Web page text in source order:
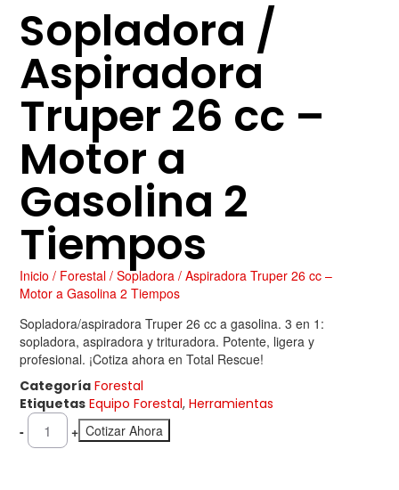
Sopladora /
Aspiradora
Truper 26 cc –
Motor a
Gasolina 2
Tiempos
Inicio / Forestal / Sopladora / Aspiradora Truper 26 cc –
Motor a Gasolina 2 Tiempos
Sopladora/aspiradora Truper 26 cc a gasolina. 3 en 1:
sopladora, aspiradora y trituradora. Potente, ligera y
profesional. ¡Cotiza ahora en Total Rescue!
Categoría Forestal
Etiquetas Equipo Forestal,Herramientas
-
+ Cotizar Ahora